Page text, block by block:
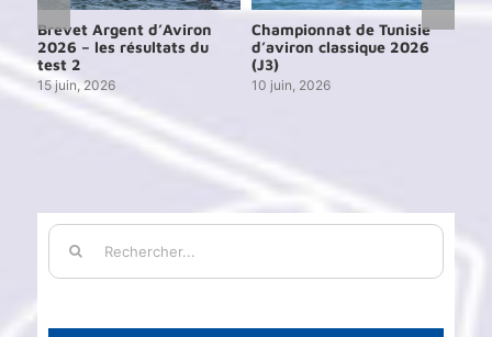
Brevet Argent d’Aviron
2026 – les résultats du
test 2
15 juin, 2026
Championnat de Tunisie
d’aviron classique 2026
(J3)
10 juin, 2026
Rechercher: